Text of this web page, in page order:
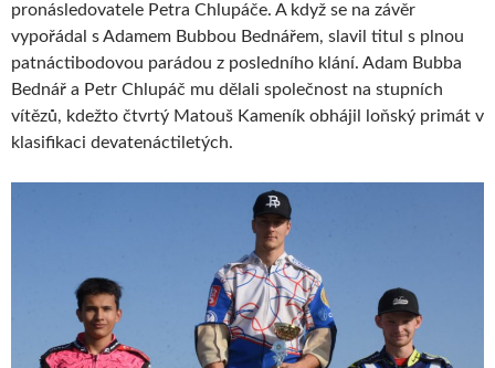
pronásledovatele Petra Chlupáče. A když se na závěr
vypořádal s Adamem Bubbou Bednářem, slavil titul s plnou
patnáctibodovou parádou z posledního klání. Adam Bubba
Bednář a Petr Chlupáč mu dělali společnost na stupních
vítězů, kdežto čtvrtý Matouš Kameník obhájil loňský primát v
klasifikaci devatenáctiletých.